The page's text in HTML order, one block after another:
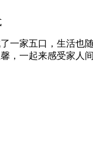
一家五口，生活
，一起来感受家人间